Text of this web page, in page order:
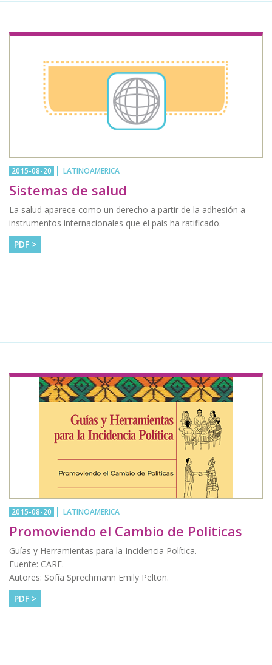
2015-08-20 LATINOAMERICA
Sistemas de salud
La salud aparece como un derecho a partir de la adhesión a
instrumentos internacionales que el país ha ratificado.
PDF >
2015-08-20 LATINOAMERICA
Promoviendo el Cambio de Políticas
Guías y Herramientas para la Incidencia Política.
Fuente: CARE.
Autores: Sofía Sprechmann Emily Pelton.
PDF >